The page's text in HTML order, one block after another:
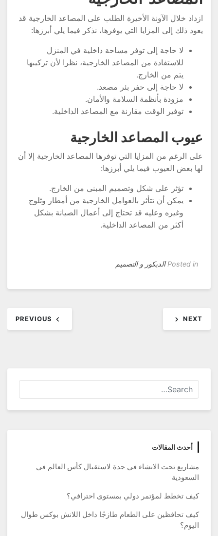
خلال الآونة الأخيرة الطلب على المصاعد الخارجية قد
ذلك إلى المزايا التي يوفرها، نذكر فيما يلي أبرزها:
لا حاجة إلى توفر مساحة داخلية في المنزل
للاستفادة من المصاعد الخارجية، نظرا لأن تركيبها
يتم من الخارج.
لا حاجة إلى حفر بئر مصعد.
مزودة بأنظمة السلامة والأمان.
توفير الوقت مقارنة مع المصاعد الداخلية.
المصاعد الخارجية
الرغم من المزايا التي توفرها المصاعد الخارجية إلا أن
بعض العيوب فيما يلي أبرزها:
تؤثر على شكل وتصميم المبنى من الخارج.
يمكن أن تتأثر بالعوامل الخارجية من أمطار وثلوج
وغيره وعليه قد تحتاج إلى أعمال الصيانة بشكل
أكثر من المصاعد الداخلية.
Posted in الديكور و التصميم
PREVIOUS
أحدث المقالات
مشاريع تحت الانشاء في جدة لاستقبال كأس العالم في
السعودية
كيف تخطط لمؤتمر دولي بمستوى احترافي؟
كيف تحافظين على الطعام طازجًا داخل اللانش بوكس طوال
اليوم؟